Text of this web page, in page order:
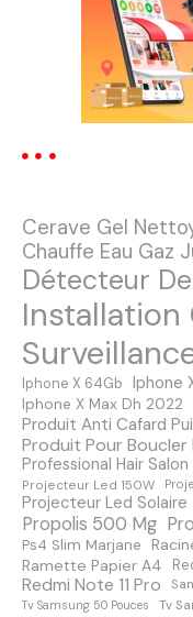
o
d
e
s
m
e
s
s
a
g
Cerave Gel
Chauffe Eau Gaz
Détecteur
Installation
Iphone X 64Gb Iphone
Iphone X Max Dh 2022
Produit Anti Cafard
Produit Pour Boucler
Professional Hair
Projecteur Led 150W
Projecteur Led Solaire
Propolis 500 Mg
Ps4 Slim Marjane
Ramette Papier A4
Redmi Note 11 Pro
Tv Samsung 50 Pouces Tv